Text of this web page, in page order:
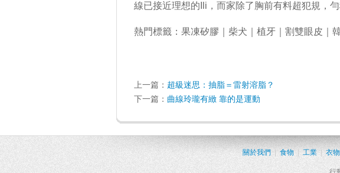
線已接近理想的Ili，而家除了胸前有料超犯規，
熱門標籤： 果凍矽膠 柴犬 植牙 割雙眼皮
上一篇： 超級迷思：抽脂＝雷射溶脂？
下一篇： 曲線玲瓏有緻 靠的是運動
關於我們 食物 工業 | 衣物